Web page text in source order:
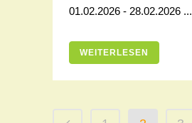
01.02.2026 - 28.02.2026 ...
WEITERLESEN